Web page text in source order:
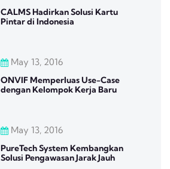
CALMS Hadirkan Solusi Kartu
Pintar di Indonesia
May 13, 2016
ONVIF Memperluas Use-Case
dengan Kelompok Kerja Baru
May 13, 2016
PureTech System Kembangkan
Solusi Pengawasan Jarak Jauh